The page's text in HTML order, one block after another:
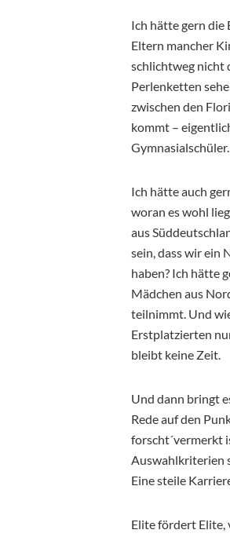
Ich hätte gern die
Eltern mancher
schlichtweg nicht
Perlenketten
zwischen den
kommt –
Gymnasialschüler.
Ich hätte auch
woran es wohl
aus
sein, dass wir ein
haben? Ich hätte
Mädchen aus
teilnimmt. Und
Erstplatzierten
bleibt keine Zeit.
Und dann bringt
Rede auf den
forscht´vermerkt
Auswahlkriterien
Eine steile
Elite fördert Elite,